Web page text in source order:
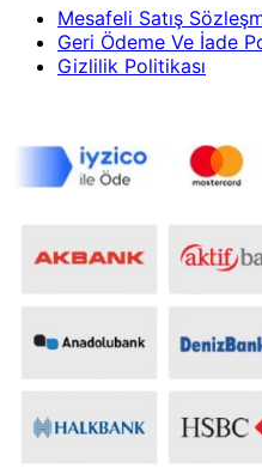
Mesafeli Satış
Geri Ödeme Ve İade
Gizlilik Politikası